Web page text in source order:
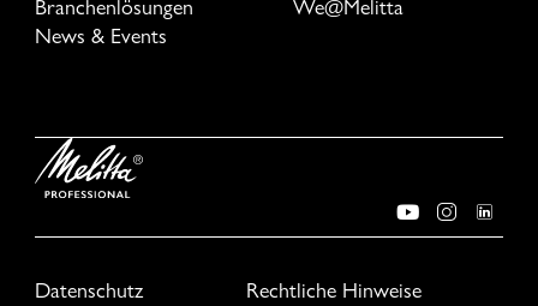
Branchenlösungen
We@Melitta
News & Events
Datenschutz Rechtliche Hinweise